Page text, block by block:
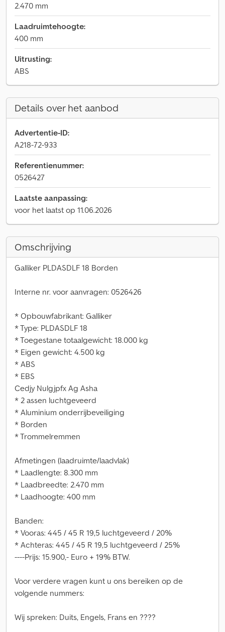
2.470 mm
Laadruimtehoogte:
400 mm
Uitrusting:
ABS
Details over het aanbod
Advertentie-ID:
A218-72-933
Referentienummer:
0526427
Laatste aanpassing:
voor het laatst op 11.06.2026
Omschrijving
Galliker PLDASDLF 18 Borden
Interne nr. voor aanvragen: 0526426
* Opbouwfabrikant: Galliker
* Type: PLDASDLF 18
* Toegestane totaalgewicht: 18.000 kg
* Eigen gewicht: 4.500 kg
* ABS
* EBS
Cedjy Nulgjpfx Ag Asha
* 2 assen luchtgeveerd
* Aluminium onderrijbeveiliging
* Borden
* Trommelremmen
Afmetingen (laadruimte/laadvlak)
* Laadlengte: 8.300 mm
* Laadbreedte: 2.470 mm
* Laadhoogte: 400 mm
Banden:
* Vooras: 445 / 45 R 19,5 luchtgeveerd / 20%
* Achteras: 445 / 45 R 19,5 luchtgeveerd / 25%
----Prijs: 15.900,- Euro + 19% BTW.
Voor verdere vragen kunt u ons bereiken op de
volgende nummers:
Wij spreken: Duits, Engels, Frans en ????